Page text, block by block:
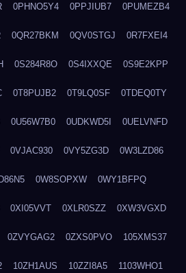
0PHNO5Y4 0PPJIUB7 0PUMEZB4
0QR27BKM 0QV0STGJ 0R7FXEI4
0S284R8O 0S4IXXQE 0S9E2KPP
0T8PUJB2 0T9LQ0SF 0TDEQ0TY
0U56W7B0 0UDKWD5I 0UELVNFD
0VJAC930 0VY5ZG3D 0W3LZD86
0W8SOPXW 0WY1BFPQ
0XI05VVT 0XLR0SZZ 0XW3VGXD
0ZVYGAG2 0ZXS0PVO 105XMS37
10ZH1AUS 10ZZI8A5 1103WHO1